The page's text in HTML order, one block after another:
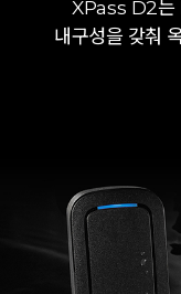
XPass D2는
내구성을 갖춰